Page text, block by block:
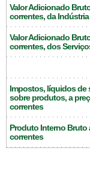
Valor Adicionado
correntes, da Indústria
Valor Adicionado
correntes, dos
Impostos, líquidos de
sobre produtos, a
correntes
Produto Interno Bruto
correntes